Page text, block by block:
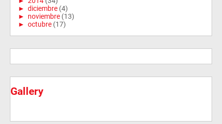
► diciembre (4)
► noviembre (13)
► octubre (17)
Gallery